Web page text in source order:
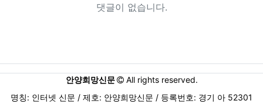
댓글이 없습니다.
안양희망신문
All rights reserved.
명칭: 인터넷 신문 / 제호: 안양희망신문 / 등록번호: 경기 아 52301